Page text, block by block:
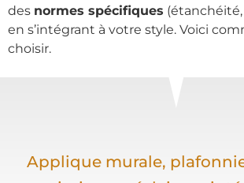
des normes spécifiques
en s’intégrant à votre style. Voici
choisir.
Applique murale,